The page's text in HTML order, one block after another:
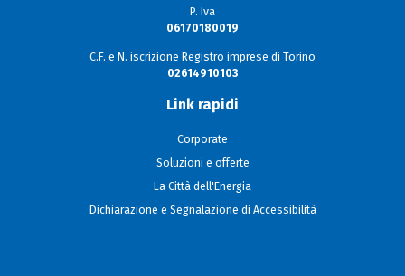
P. Iva
06170180019
C.F. e N. iscrizione Registro imprese di Torino
02614910103
Link rapidi
Corporate
Soluzioni e offerte
La Città dell'Energia
Dichiarazione e Segnalazione di Accessibilità